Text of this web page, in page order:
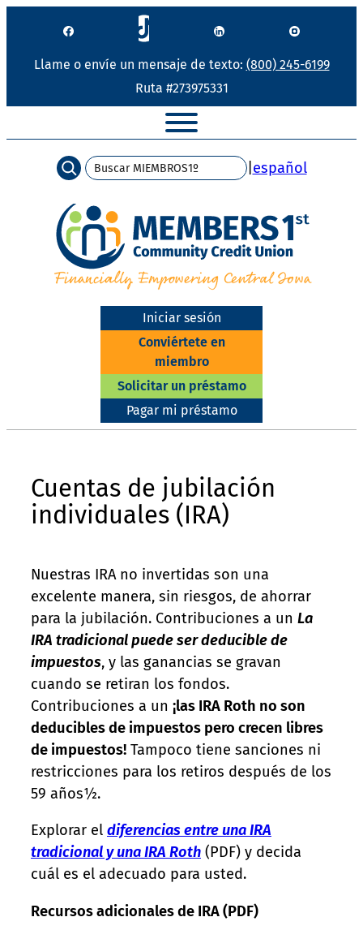
contenido
Llame o envíe un mensaje de texto: (800) 245-6199
Ruta #273975331
Búsqueda | español
Iniciar sesión
Conviértete en
miembro
Solicitar un préstamo
Pagar mi préstamo
Cuentas de jubilación
individuales (IRA)
Nuestras IRA no invertidas son una
excelente manera, sin riesgos, de ahorrar
para la jubilación. Contribuciones a un La
IRA tradicional puede ser deducible de
impuestos, y las ganancias se gravan
cuando se retiran los fondos.
Contribuciones a un ¡las IRA Roth no son
deducibles de impuestos pero crecen libres
de impuestos! Tampoco tiene sanciones ni
restricciones para los retiros después de los
59 años½.
Explorar el diferencias entre una IRA
tradicional y una IRA Roth (PDF) y decida
cuál es el adecuado para usted.
Recursos adicionales de IRA (PDF)